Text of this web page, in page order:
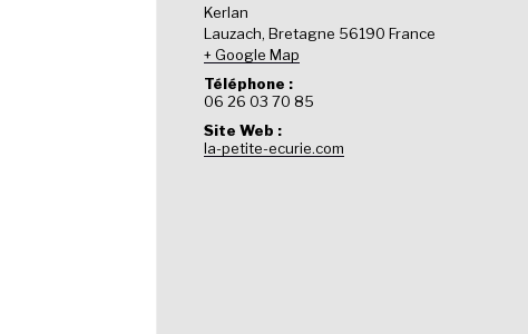
Kerlan
Lauzach, Bretagne 56190 France
+ Google Map
Téléphone :
06 26 03 70 85
Site Web :
la-petite-ecurie.com